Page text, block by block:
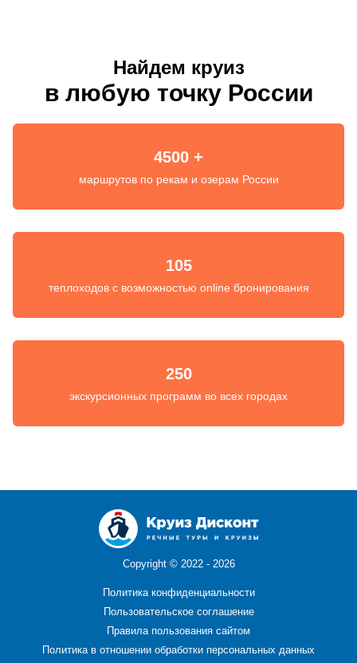
Найдем круиз
в любую точку России
4500 +
маршрутов по рекам и озерам России
105
теплоходов с возможностью online бронирования
250
экскурсионных программ во всех городах
Copyright © 2022 - 2026
Политика конфиденциальности
Пользовательское соглашение
Правила пользования сайтом
Политика в отношении обработки персональных данных